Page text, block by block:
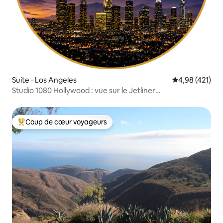
Suite ⋅ Los Angeles Évaluation
4,98 (421)
Studio 1080 Hollywood : vue sur le Jetliner
Coups de cœur voyageurs les plus appréciés
Coup de cœur voyageurs